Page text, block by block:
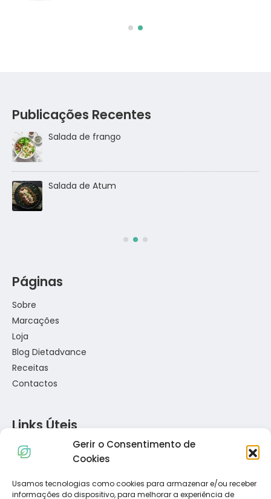
Gerir o Consentimento de
Cookies
Usamos tecnologias como cookies para armazenar e/ou receber
informações do dispositivo, para melhorar a experiência de
Publicações Recentes
Salada de frango
Salada de Atum
Páginas
Sobre
Marcações
Loja
Blog Dietadvance
Receitas
Contactos
Links Úteis
Política de Privacidade
Política de Cookies
Termos e Condições
Resolução de Conflitos de Consumo